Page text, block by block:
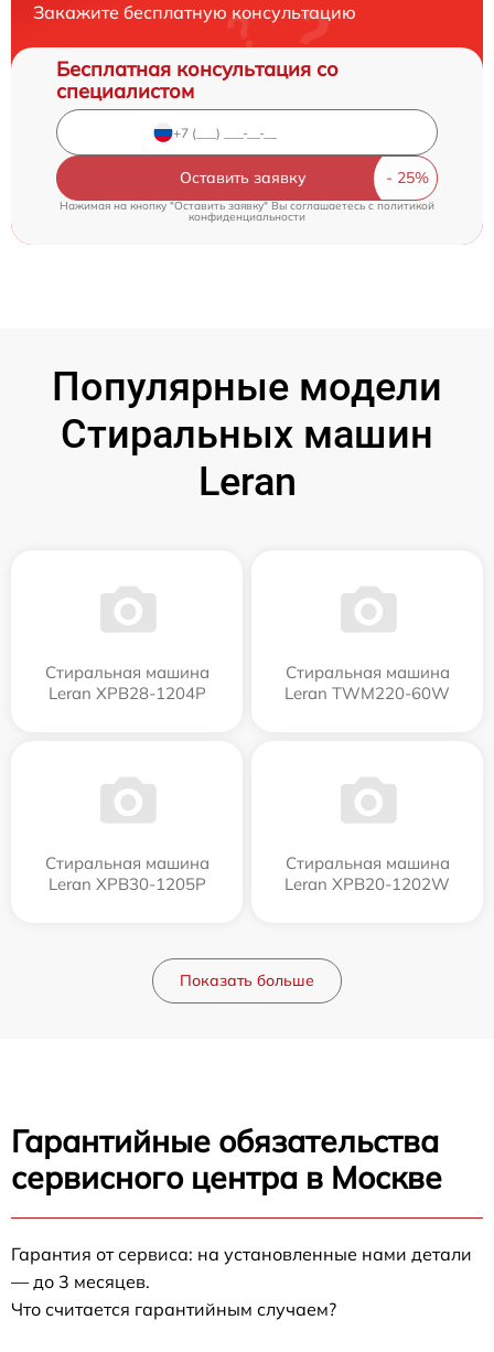
Закажите бесплатную консультацию
Бесплатная консультация со
специалистом
Оставить заявку
Нажимая на кнопку "Оставить заявку" Вы соглашаетесь cполитикой
конфиденциальности
Популярные модели
Стиральных машин
Leran
Стиральная машина
Leran XPB28-1204P
Стиральная машина
Leran TWM220-60W
Стиральная машина
Leran XPB30-1205P
Стиральная машина
Leran XPB20-1202W
Показать больше
Гарантийные обязательства
сервисного центра в Москве
Гарантия от сервиса: на установленные нами детали
— до 3 месяцев.
Что считается гарантийным случаем?